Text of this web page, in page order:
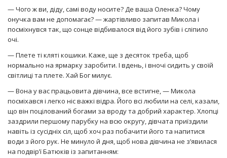
— Чого ж ви, діду, самі воду носите? Де ваша Оленка? Чому
онучка вам не допомагає? — жартівливо запитав Микола і
посміхнувся так, що сонце відбивалося від його зубів і сліпило
очі.
— Плете ті кляті кошики. Каже, ще з десяток треба, щоб
нормально на ярмарку заробити. І вдень, і вночі сидить у своїй
світлиці та плете. Хай Бог милує.
— Вона у вас працьовита дівчина, все встигне, — Микола
посміхався і легко ніс важкі відра. Його всі любили на селі, казали,
що він поцілований богами за вроду та добрий характер. Хлопці
заздрили першому парубку на всю округу, дівчата приїздили
навіть із сусідніх сіл, щоб хоч раз побачити його та напитися
води з його рук. Не минуло й дня, щоб нова дівчина не з’явилася
на подвір’ї Батюків із запитанням: